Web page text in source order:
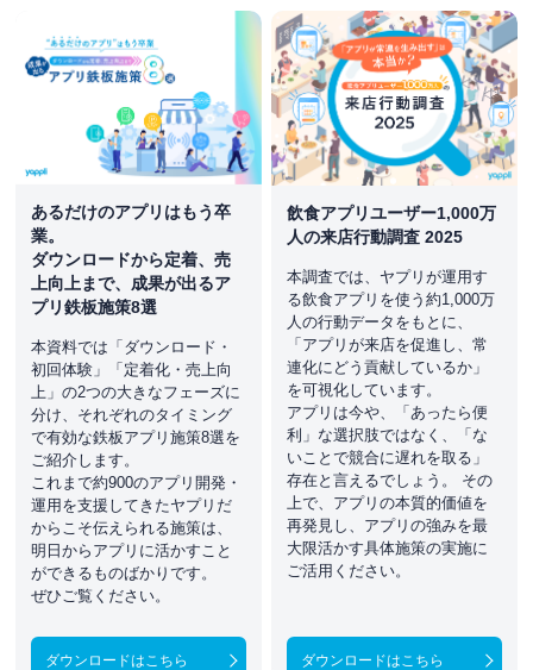
あるだけのアプリはもう卒
業。
ダウンロードから定着、売
上向上まで、成果が出るア
プリ鉄板施策8選
本資料では「ダウンロード・
初回体験」「定着化・売上向
上」の2つの大きなフェーズに
分け、それぞれのタイミング
で有効な鉄板アプリ施策8選を
ご紹介します。
これまで約900のアプリ開発・
運用を支援してきたヤプリだ
からこそ伝えられる施策は、
明日からアプリに活かすこと
ができるものばかりです。
ぜひご覧ください。
ダウンロードはこちら
飲食アプリユーザー1,000万
人の来店行動調査 2025
本調査では、ヤプリが運用す
る飲食アプリを使う約1,000万
人の行動データをもとに、
「アプリが来店を促進し、常
連化にどう貢献しているか」
を可視化しています。
アプリは今や、「あったら便
利」な選択肢ではなく、「な
いことで競合に遅れを取る」
存在と言えるでしょう。 その
上で、アプリの本質的価値を
再発見し、アプリの強みを最
大限活かす具体施策の実施に
ご活用ください。
ダウンロードはこちら